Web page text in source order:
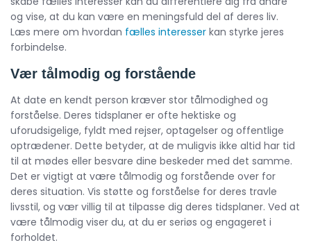
og vise, at du kan være en meningsfuld del af deres liv.
Læs mere om hvordan fælles interesser kan styrke jeres
forbindelse.
Vær tålmodig og forstående
At date en kendt person kræver stor tålmodighed og
forståelse. Deres tidsplaner er ofte hektiske og
uforudsigelige, fyldt med rejser, optagelser og offentlige
optrædener. Dette betyder, at de muligvis ikke altid har tid
til at mødes eller besvare dine beskeder med det samme.
Det er vigtigt at være tålmodig og forstående over for
deres situation. Vis støtte og forståelse for deres travle
livsstil, og vær villig til at tilpasse dig deres tidsplaner. Ved at
være tålmodig viser du, at du er seriøs og engageret i
forholdet.